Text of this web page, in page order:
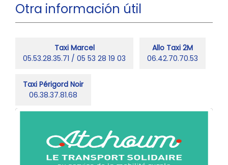
Otra información útil
Taxi Marcel
05.53.28.35.71 / 05 53 28 19 03
Allo Taxi 2M
06.42.70.70.53
Taxi Périgord Noir
06.38.37.81.68